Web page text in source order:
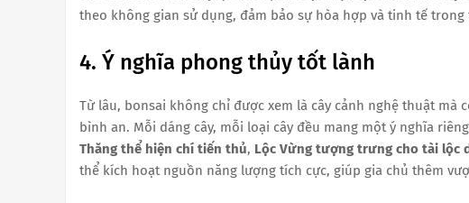
theo không gian sử dụng, đảm bảo sự hòa hợp và tinh tế
4. Ý nghĩa phong thủy tốt lành
Từ lâu, bonsai không chỉ được xem là cây cảnh nghệ thuật mà
bình an. Mỗi dáng cây, mỗi loại cây đều mang một ý nghĩa
Thăng thể hiện chí tiến thủ, Lộc Vừng tượng trưng cho tài lộc
thể kích hoạt nguồn năng lượng tích cực, giúp gia chủ thêm